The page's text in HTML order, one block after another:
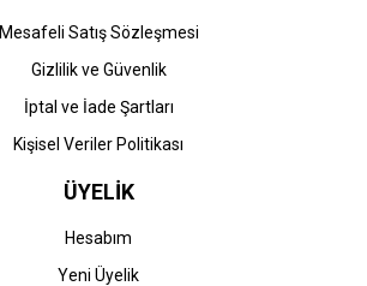
Mesafeli Satış Sözleşmesi
Gizlilik ve Güvenlik
İptal ve İade Şartları
Kişisel Veriler Politikası
ÜYELİK
Hesabım
Yeni Üyelik